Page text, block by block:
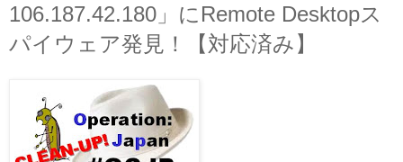
106.187.42.180」にRemote Desktopス
パイウェア発見！【対応済み】